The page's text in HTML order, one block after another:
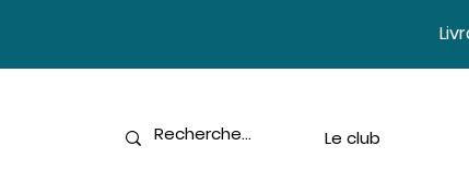
Le club